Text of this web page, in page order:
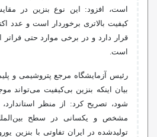
است، افزود: این نوع بنزین در
کیفیت بالاتری برخوردار است و عدد
قرار دارد و در برخی موارد حتی فراتر
است.
رئیس آزمایشگاه مرجع پتروشیمی و
بیان اینکه بنزین بی‌کیفیت